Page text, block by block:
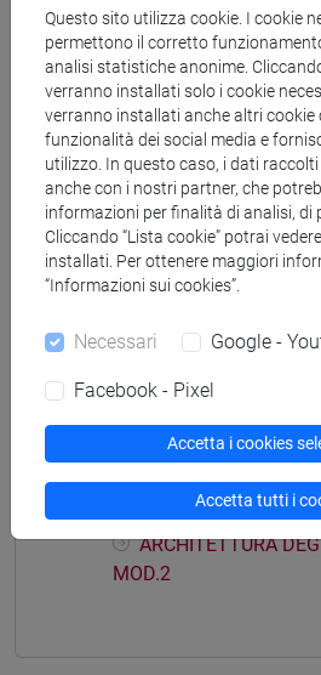
Materiali didattici
Materiali su Moodle
Corsi di studio e
[CT3] INFORMATICA -
percorso comune
Struttura generale
ARCHITETTURA DEGLI
ARCHITETTURA
MOD.1
ARCHITETTURA
MOD.2
Questo sito utilizza cookie. I cookie
permettono il corretto
analisi statistiche anonime.
verranno installati solo i cookie
verranno installati anche altri cookie
funzionalità dei social media e
utilizzo. In questo caso, i dati
anche con i nostri partner, che
informazioni per finalità di analisi, di
Cliccando “Lista cookie” potrai
installati. Per ottenere maggiori
“Informazioni sui cookies”.
Necessari Google -
Facebook - Pixel
Accetta i cookies
Accetta tutti i